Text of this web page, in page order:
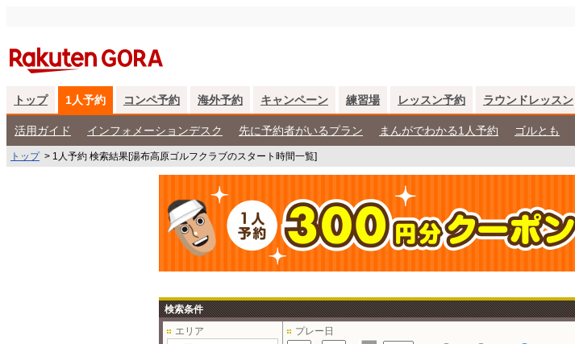
トップ 1人予約 コンペ予約 海外予約 キャンペーン 練習場 レッスン予約 ラウンドレッスン
活用ガイド インフォメーションデスク 先に予約者がいるプラン まんがでわかる1人予約 ゴルとも
トップ> 1人予約 検索結果[湯布高原ゴルフクラブのスタート時間一覧]
検索条件
エリア
プレー日